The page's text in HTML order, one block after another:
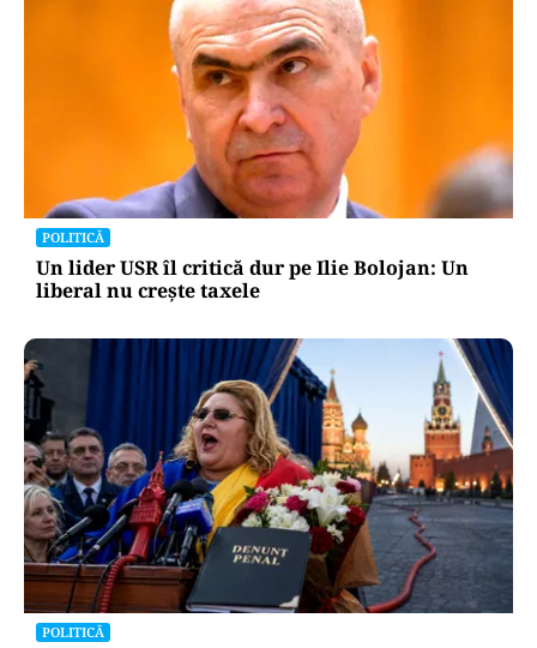
POLITICĂ
Un lider USR îl critică dur pe Ilie Bolojan: Un
liberal nu crește taxele
POLITICĂ